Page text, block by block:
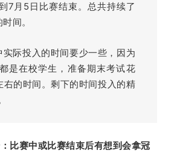
7月5日比赛结束。总共持续了
间。
实际投入的时间要少一些，因为
是在校学生，准备期末考试花
右的时间。剩下的时间投入的精
比赛中或比赛结束后有想到会拿冠